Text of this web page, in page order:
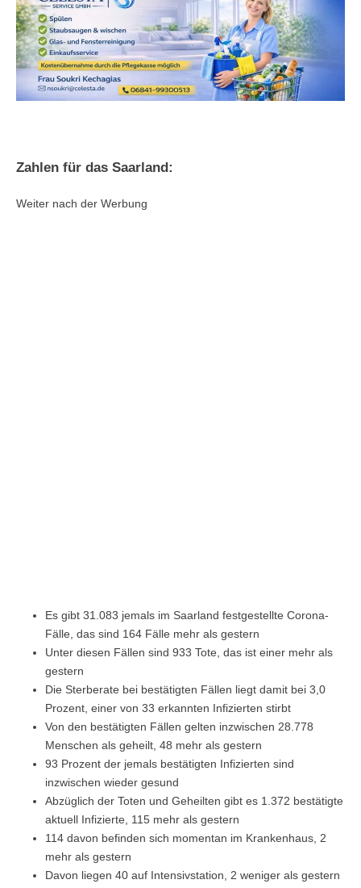
Zahlen für das Saarland:
Weiter nach der Werbung
Es gibt 31.083 jemals im Saarland festgestellte Corona-
Fälle, das sind 164 Fälle mehr als gestern
Unter diesen Fällen sind 933 Tote, das ist einer mehr als
gestern
Die Sterberate bei bestätigten Fällen liegt damit bei 3,0
Prozent, einer von 33 erkannten Infizierten stirbt
Von den bestätigten Fällen gelten inzwischen 28.778
Menschen als geheilt, 48 mehr als gestern
93 Prozent der jemals bestätigten Infizierten sind
inzwischen wieder gesund
Abzüglich der Toten und Geheilten gibt es 1.372 bestätigte
aktuell Infizierte, 115 mehr als gestern
114 davon befinden sich momentan im Krankenhaus, 2
mehr als gestern
Davon liegen 40 auf Intensivstation, 2 weniger als gestern